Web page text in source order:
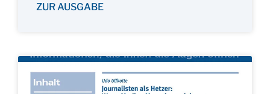
ZUR AUSGABE